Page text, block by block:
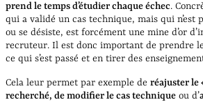
prend le temps d’étudier chaque échec.
qui a validé un cas technique, mais qui n’est
ou se désiste, est forcément une mine d’or
recruteur. Il est donc important de prendre
ce qui s’est passé et en tirer des
Cela leur permet par exemple de réajuster le
recherché, de modifier le cas technique ou d’